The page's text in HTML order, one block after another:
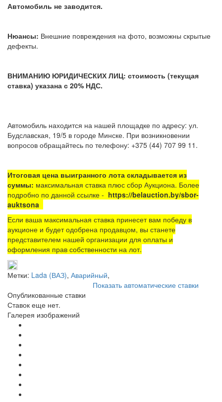
Автомобиль не заводится.
Нюансы: Внешние повреждения на фото, возможны скрытые
дефекты.
ВНИМАНИЮ ЮРИДИЧЕСКИХ ЛИЦ: стоимость (текущая
ставка) указана с 20% НДС.
Автомобиль находится на нашей площадке по адресу: ул.
Будславская, 19/5 в городе Минске. При возникновении
вопросов обращайтесь по телефону: +375 (44) 707 99 11.
Итоговая цена выигранного лота складывается из
суммы: максимальная ставка плюс сбор Аукциона. Более
подробно по данной ссылке - https://belauction.by/sbor-
auktsona
Если ваша максимальная ставка принесет вам победу в
аукционе и будет одобрена продавцом, вы станете
представителем нашей организации для оплаты и
оформления прав собственности на лот.
Метки: Lada (ВАЗ), Аварийный,
Показать автоматические ставки
Опубликованные ставки
Ставок еще нет.
Галерея изображений